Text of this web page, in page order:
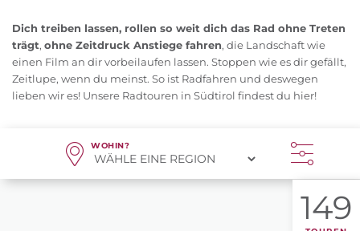
Dich treiben lassen, rollen so weit dich das Rad ohne Treten
trägt, ohne Zeitdruck Anstiege fahren, die Landschaft wie
einen Film an dir vorbeilaufen lassen. Stoppen wie es dir gefällt,
Zeitlupe, wenn du meinst. So ist Radfahren und deswegen
lieben wir es! Unsere Radtouren in Südtirol findest du hier!
WOHIN?
149